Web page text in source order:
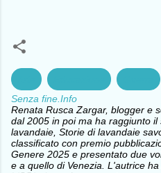
Senza fine.Info
Renata Rusca Zargar, blogger e
dal 2005 in poi ma ha raggiunto
lavandaie, Storie di lavandaie
classificato con premio
Genere 2025 e presentato due
e a quello di Venezia. L'autrice